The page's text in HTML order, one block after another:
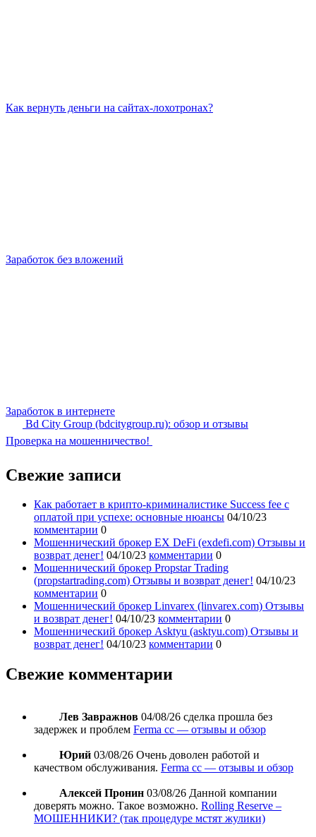
Как вернуть деньги на сайтах-лохотронах?
Заработок без вложений
Заработок в интернете
Bd City Group (bdcitygroup.ru): обзор и отзывы
Проверка на мошенничество!
Свежие записи
Как работает в крипто-криминалистике Success fee с
оплатой при успехе: основные нюансы 04/10/23
комментарии 0
Мошеннический брокер EX DeFi (exdefi.com) Отзывы и
возврат денег! 04/10/23 комментарии 0
Мошеннический брокер Propstar Trading
(propstartrading.com) Отзывы и возврат денег! 04/10/23
комментарии 0
Мошеннический брокер Linvarex (linvarex.com) Отзывы
и возврат денег! 04/10/23 комментарии 0
Мошеннический брокер Asktyu (asktyu.com) Отзывы и
возврат денег! 04/10/23 комментарии 0
Свежие комментарии
Лев Завражнов 04/08/26 сделка прошла без
задержек и проблем Ferma cc — отзывы и обзор
Юрий 03/08/26 Очень доволен работой и
качеством обслуживания. Ferma cc — отзывы и обзор
Алексей Пронин 03/08/26 Данной компании
доверять можно. Такое возможно. Rolling Reserve –
МОШЕННИКИ? (так процедуре мстят жулики)